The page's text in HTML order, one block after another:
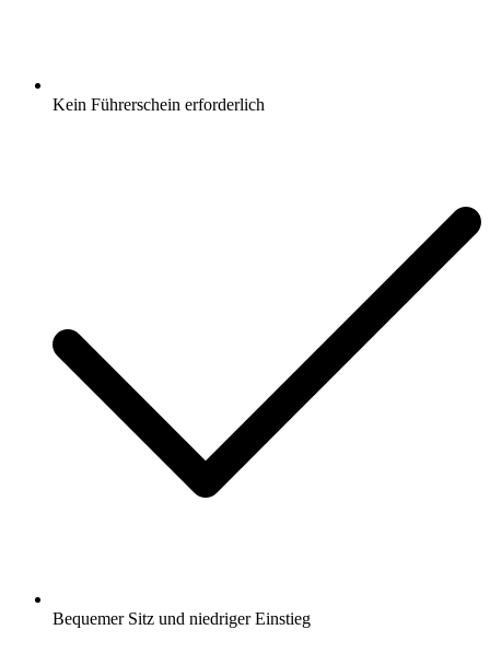
Kein Führerschein erforderlich
Bequemer Sitz und niedriger Einstieg